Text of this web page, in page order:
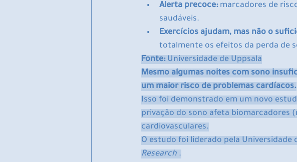
Alerta precoce: marcadores de
saudáveis.
Exercícios ajudam, mas não o
totalmente os efeitos da perda de
Fonte: Universidade de Uppsala
Mesmo algumas noites com sono
um maior risco de problemas cardíacos.
Isso foi demonstrado em um novo
privação do sono afeta biomarcadores
cardiovasculares.
O estudo foi liderado pela Universidade
Research .